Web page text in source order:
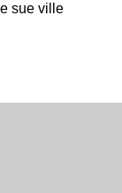
sue ville